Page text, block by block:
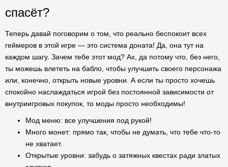
спасёт?
Теперь давай поговорим о том, что реально беспокоит всех
геймеров в этой игре — это система доната! Да, она тут на
каждом шагу. Зачем тебе этот мод? Ах, да потому что, без него,
ты можешь влететь на бабло, чтобы улучшить своего персонажа
или, конечно, открыть новые уровни. А если ты просто хочешь
спокойно наслаждаться игрой без постоянной зависимости от
внутриигровых покупок, то моды просто необходимы!
Мод меню: все улучшения под рукой!
Много монет: прямо так, чтобы не думать, что тебе что-то
не хватает.
Открытые уровни: забудь о затяжных квестах ради златых